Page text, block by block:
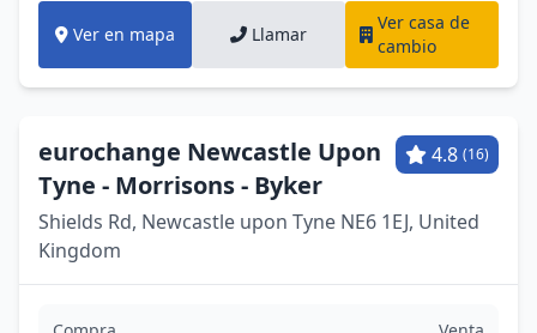
Ver en mapa Llamar
Ver casa de
cambio
eurochange Newcastle Upon
Tyne - Morrisons - Byker
4.8 (16)
Shields Rd, Newcastle upon Tyne NE6 1EJ, United
Kingdom